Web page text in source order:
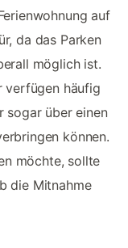
auf
da das Parken
möglich ist.
verfügen häufig
sogar über einen
können.
möchte, sollte
die Mitnahme